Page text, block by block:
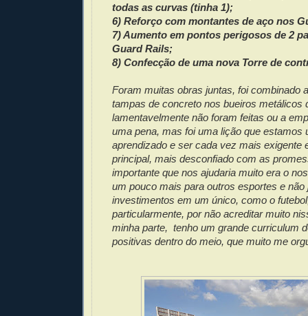
todas as curvas (tinha 1);
6) Reforço com montantes de aço nos
7) Aumento em pontos perigosos de 2
Guard Rails;
8) Confecção de uma nova Torre de
Foram muitas obras juntas, foi combinado
tampas de concreto nos bueiros metálicos
lamentavelmente não foram feitas ou a
uma pena, mas foi uma lição que estamos
aprendizado e ser cada vez mais exigente
principal, mais desconfiado com as
importante que nos ajudaria muito era o
um pouco mais para outros esportes e não
investimentos em um único, como o
particularmente, por não acreditar muito
minha parte, tenho um grande curriculum
positivas dentro do meio, que muito me